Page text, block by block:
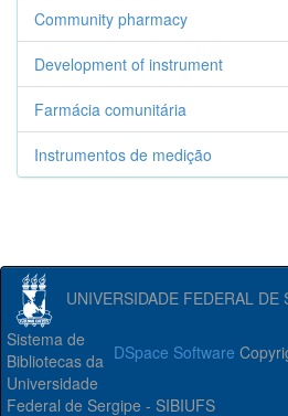
Community pharmacy
Development of instrument
Farmácia comunitária
Instrumentos de medição
UNIVERSIDADE FEDERAL DE
DSpace Software
Sistema de
Bibliotecas da
Universidade
Federal de Sergipe - SIBIUFS